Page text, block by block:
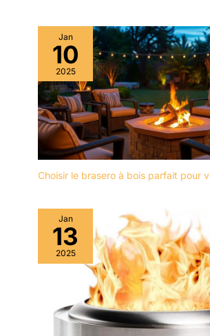
Jan
10
2025
Choisir le brasero à bois parfait pour
Jan
13
2025